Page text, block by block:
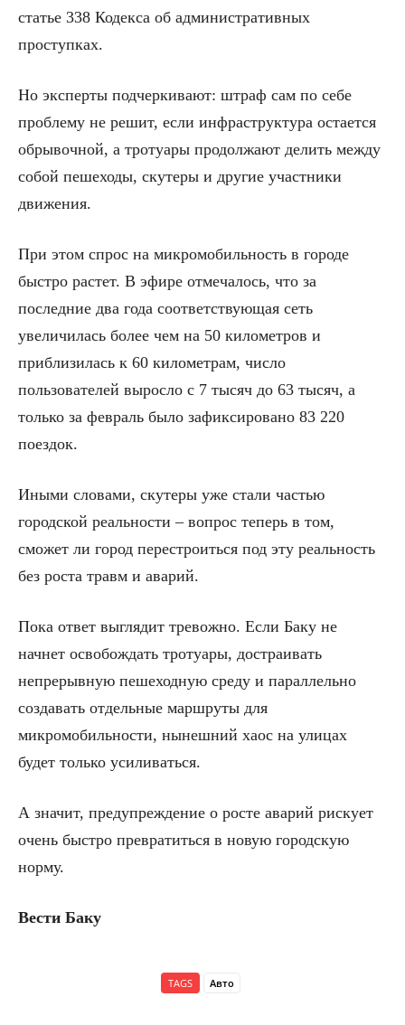
статье 338 Кодекса об административных
проступках.
Но эксперты подчеркивают: штраф сам по себе
проблему не решит, если инфраструктура остается
обрывочной, а тротуары продолжают делить между
собой пешеходы, скутеры и другие участники
движения.
При этом спрос на микромобильность в городе
быстро растет. В эфире отмечалось, что за
последние два года соответствующая сеть
увеличилась более чем на 50 километров и
приблизилась к 60 километрам, число
пользователей выросло с 7 тысяч до 63 тысяч, а
только за февраль было зафиксировано 83 220
поездок.
Иными словами, скутеры уже стали частью
городской реальности – вопрос теперь в том,
сможет ли город перестроиться под эту реальность
без роста травм и аварий.
Пока ответ выглядит тревожно. Если Баку не
начнет освобождать тротуары, достраивать
непрерывную пешеходную среду и параллельно
создавать отдельные маршруты для
микромобильности, нынешний хаос на улицах
будет только усиливаться.
А значит, предупреждение о росте аварий рискует
очень быстро превратиться в новую городскую
норму.
Вести Баку
TAGS Авто